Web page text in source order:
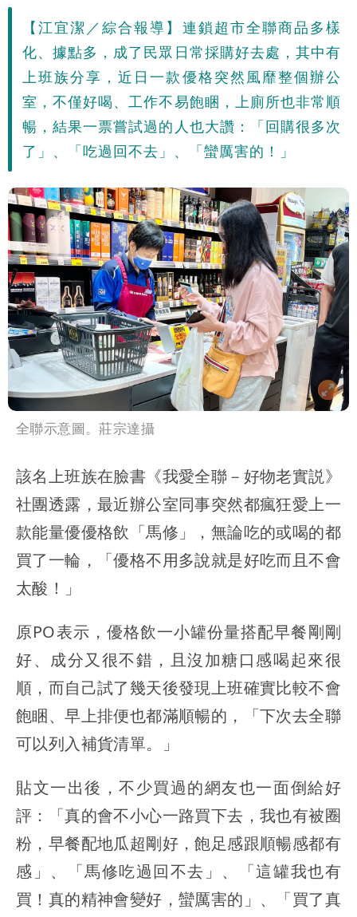
段對話催淚
演習登場！搭雙鐵、航班3大注意事項快
看
慈濟遭詐10.6億！網紅揪聲明「疑點重
重」 1細節避而不談
蔣萬安民調只贏5％「現任優勢去哪？」
媒體人嘆：真的該緊張了
97萬網紅「肥大叔」驚傳猝逝！最後身
影曝 網驚覺不對
慈濟被騙10億！陳時中一語成讖 王必
勝：時間久看出睿智
中國賣家被踢爆在網購平台「租人頭」
吳欣岱：完美偽裝台灣企業
【江宜潔／綜合報導】連鎖超市全聯商品多樣
化、據點多，成了民眾日常採購好去處，其中有
上班族分享，近日一款優格突然風靡整個辦公
室，不僅好喝、工作不易飽睏，上廁所也非常順
暢，結果一票嘗試過的人也大讚：「回購很多次
了」、「吃過回不去」、「蠻厲害的！」
全聯示意圖。莊宗達攝
該名上班族在臉書《我愛全聯－好物老實説》
社團透露，最近辦公室同事突然都瘋狂愛上一
款能量優優格飲「馬修」，無論吃的或喝的都
買了一輪，「優格不用多說就是好吃而且不會
太酸！」
原PO表示，優格飲一小罐份量搭配早餐剛剛
好、成分又很不錯，且沒加糖口感喝起來很
順，而自己試了幾天後發現上班確實比較不會
飽睏、早上排便也都滿順暢的，「下次去全聯
可以列入補貨清單。」
貼文一出後，不少買過的網友也一面倒給好
評：「真的會不小心一路買下去，我也有被圈
粉，早餐配地瓜超剛好，飽足感跟順暢感都有
感」、「馬修吃過回不去」、「這罐我也有
買！真的精神會變好，蠻厲害的」、「買了真